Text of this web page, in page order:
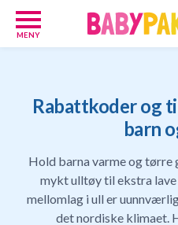
MENY
Rabattkoder og
barn
Hold barna varme og tørre
mykt ulltøy til ekstra
mellomlag i ull er
det nordiske klimaet.
Velkomstgaver
for
Foreldretilbud
Tilbud